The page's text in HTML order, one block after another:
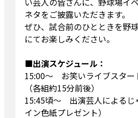
ネタをご披露いただきます。
ぜひ、試合前のひとときを野
にてお楽しみください。
■出演スケジュール：
15:00～ お笑いライブスター
（各組約15分前後）
15:45頃～ 出演芸人によるじ
イン色紙プレゼント）